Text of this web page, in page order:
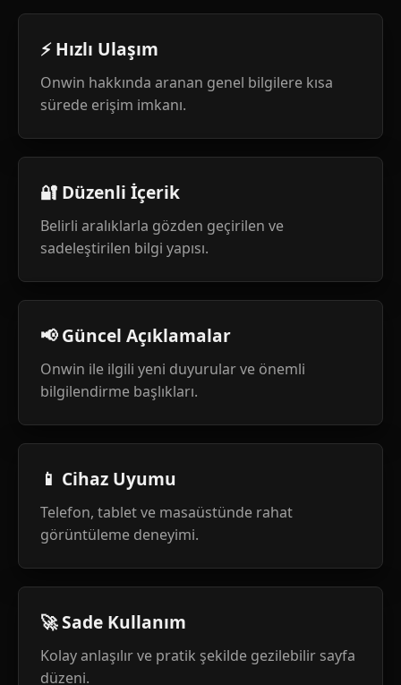
⚡ Hızlı Ulaşım
Onwin hakkında aranan genel bilgilere kısa
sürede erişim imkanı.
🔐 Düzenli İçerik
Belirli aralıklarla gözden geçirilen ve
sadeleştirilen bilgi yapısı.
📢 Güncel Açıklamalar
Onwin ile ilgili yeni duyurular ve önemli
bilgilendirme başlıkları.
📱 Cihaz Uyumu
Telefon, tablet ve masaüstünde rahat
görüntüleme deneyimi.
🚀 Sade Kullanım
Kolay anlaşılır ve pratik şekilde gezilebilir sayfa
düzeni.